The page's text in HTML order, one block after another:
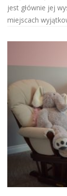
jest głównie jej
miejscach